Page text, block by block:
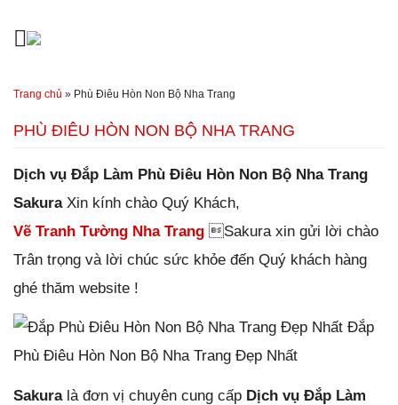
Trang chủ » Phù Điêu Hòn Non Bộ Nha Trang
PHÙ ĐIÊU HÒN NON BỘ NHA TRANG
Dịch vụ Đắp Làm Phù Điêu Hòn Non Bộ Nha Trang
Sakura Xin kính chào Quý Khách,
Vẽ Tranh Tường Nha Trang Sakura xin gửi lời chào
Trân trọng và lời chúc sức khỏe đến Quý khách hàng
ghé thăm website !
Đắp
Phù Điêu Hòn Non Bộ Nha Trang Đẹp Nhất
Sakura là đơn vị chuyên cung cấp Dịch vụ Đắp Làm